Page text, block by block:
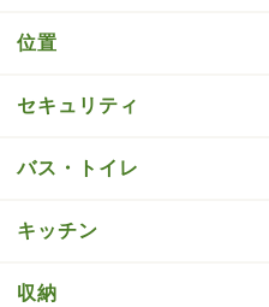
位置
セキュリティ
バス・トイレ
キッチン
収納